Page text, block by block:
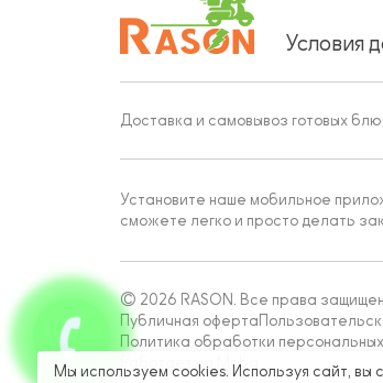
Условия
Доставка и самовывоз готовых
Установите наше мобильное
сможете легко и просто делать
© 2026 RASON. Все права
Публичная оферта
Политика обработки
Работает на Moba
Мы используем cookies. Используя сайт, вы